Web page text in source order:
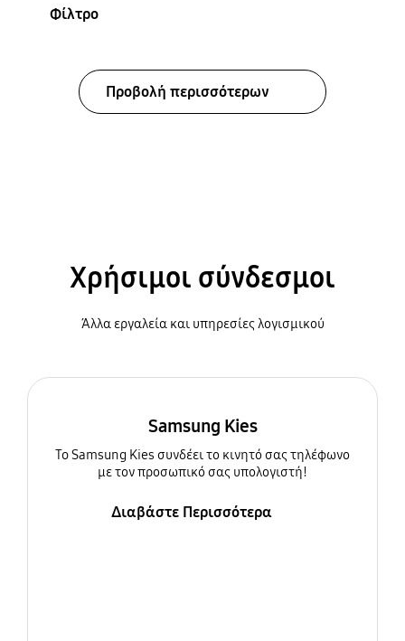
Φίλτρο
Προβολή περισσότερων
Χρήσιμοι σύνδεσμοι
Άλλα εργαλεία και υπηρεσίες λογισμικού
Samsung Kies
To Samsung Kies συνδέει το κινητό σας τηλέφωνο
με τον προσωπικό σας υπολογιστή!
Διαβάστε Περισσότερα